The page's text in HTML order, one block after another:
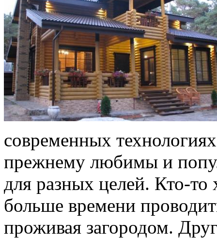
современных
прежнему любимы и
для разных целей. Кто-то
больше времени
проживая загородом.